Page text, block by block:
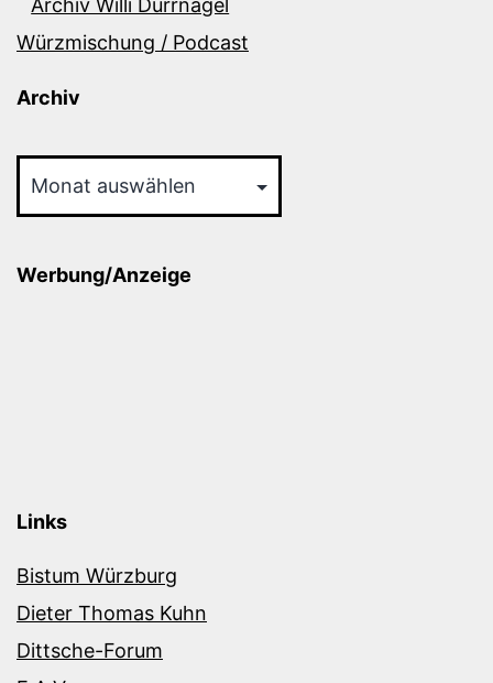
Archiv Willi Dürrnagel
Würzmischung / Podcast
Archiv
Werbung/Anzeige
Links
Bistum Würzburg
Dieter Thomas Kuhn
Dittsche-Forum